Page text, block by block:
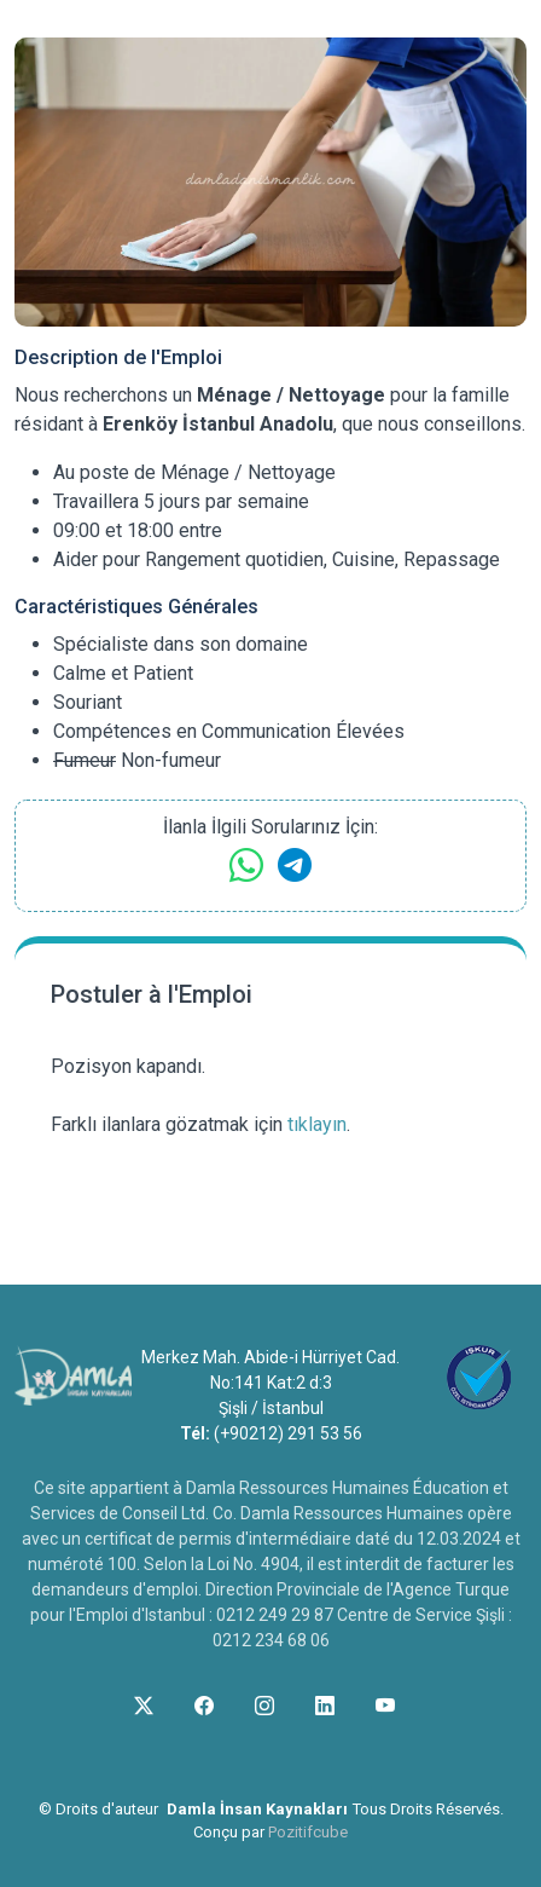
Description de l'Emploi
Nous recherchons un Ménage / Nettoyage pour la famille
résidant à Erenköy İstanbul Anadolu, que nous conseillons.
Au poste de Ménage / Nettoyage
Travaillera 5 jours par semaine
09:00 et 18:00 entre
Aider pour Rangement quotidien, Cuisine, Repassage
Caractéristiques Générales
Spécialiste dans son domaine
Calme et Patient
Souriant
Compétences en Communication Élevées
Fumeur Non-fumeur
İlanla İlgili Sorularınız İçin:
Postuler à l'Emploi
Pozisyon kapandı.
Farklı ilanlara gözatmak için tıklayın.
Merkez Mah. Abide-i Hürriyet Cad.
No:141 Kat:2 d:3
Şişli / İstanbul
Tél: (+90212) 291 53 56
Ce site appartient à Damla Ressources Humaines Éducation et
Services de Conseil Ltd. Co. Damla Ressources Humaines opère
avec un certificat de permis d'intermédiaire daté du 12.03.2024 et
numéroté 100. Selon la Loi No. 4904, il est interdit de facturer les
demandeurs d'emploi. Direction Provinciale de l'Agence Turque
pour l'Emploi d'Istanbul : 0212 249 29 87 Centre de Service Şişli :
0212 234 68 06
© Droits d'auteur Damla İnsan Kaynakları Tous Droits Réservés.
Conçu par Pozitifcube